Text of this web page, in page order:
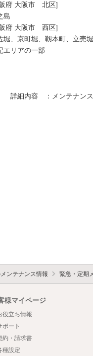
府 大阪市　北区]
島
府 大阪市　西区]
堀、京町堀、靱本町、立売
エリアの一部
内容　：メンテナンス時
ンテナンス情報 緊急・定期
様マイページ
役立ち情報
ポート
約・請求書
種設定